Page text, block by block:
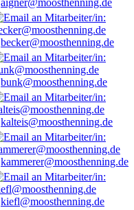
aigner@moosthenning.de
becker@moosthenning.de
bunk@moosthenning.de
kalteis@moosthenning.de
kammerer@moosthenning.de
kiefl@moosthenning.de